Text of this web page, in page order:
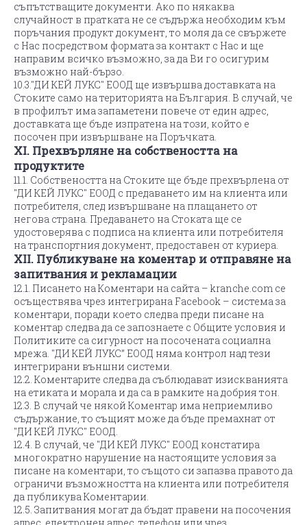
съпътстващите документи. Ако по някаква
случайност в пратката не се съдържа необходим към
поръчания продукт документ, то моля да се свържете
с Нас посредством формата за контакт с Нас и ще
направим всичко възможно, за да Ви го осигурим
възможно най-бързо.
10.3."ДИ КЕЙ ЛУКС" ЕООД ще извършва доставката на
Стоките само на територията на България. В случай, че
в профилът има запаметени повече от един адрес,
доставката ще бъде изпратена на този, който е
посочен при извършване на Поръчката.
XI. Прехвърляне на собствеността на
продуктите
11.1. Собствеността на Стоките ще бъде прехвърлена от
"ДИ КЕЙ ЛУКС" ЕООД с предаването им на клиента или
потребителя, след извършване на плащането от
негова страна. Предаването на Стоката ще се
удостоверява с подписа на клиента или потребителя
на транспортния документ, предоставен от куриера.
XII. Публикуване на коментар и отправяне на
запитвания и рекламации
12.1. Писането на Коментари на сайта – kranche.com се
осъществява чрез интегрирана Facebook – система за
коментари, поради което следва преди писане на
коментар следва да се запознаете с Общите условия и
Политиките са сигурност на посочената социална
мрежа. "ДИ КЕЙ ЛУКС” ЕООД няма контрол над тези
интегрирани външни системи.
12.2. Коментарите следва да съблюдават изискванията
на етиката и морала и да са в рамките на добрия тон.
12.3. В случай че някой Коментар има неприемливо
съдържание, то същият може да бъде премахнат от
"ДИ КЕЙ ЛУКС" ЕООД.
12.4. В случай, че "ДИ КЕЙ ЛУКС" ЕООД констатира
многократно нарушение на настоящите условия за
писане на коментари, то същото си запазва правото да
ограничи възможността на клиента или потребителя
да публикува Коментарии.
12.5. Запитвания могат да бъдат правени на посочения